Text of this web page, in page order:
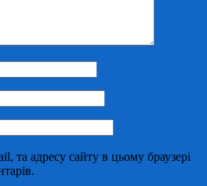
та адресу сайту в цьому браузері